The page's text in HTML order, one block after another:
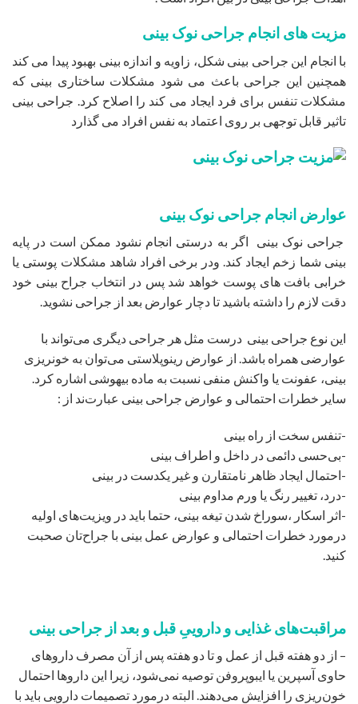
مزیت های انجام جراحی نوک بینی
با انجام این جراحی بینی شکل، زاویه و اندازه بینی بهبود پیدا می کند
همچنین این جراحی باعث می شود مشکلات ساختاری بینی که
مشکلات تنفس برای فرد ایجاد می کند را اصلاح کرد. جراحی بینی
تاثیر قابل توجهی بر روی اعتماد به نفس افراد می گذارد
عوارض انجام جراحی نوک بینی
جراحی نوک بینی اگر به درستی انجام نشود ممکن است در پایه
بینی شما زخم ایجاد کند. ودر برخی افراد شاهد مشکلات پوستی یا
خرابی بافت های پوست خواهد شد پس در انتخاب جراح بینی خود
دقت لازم را داشته باشید تا دچار عوارض بعد از جراحی نشوید.
این نوع جراحی بینی درست مثل هر جراحی دیگری می‌تواند با
عوارضی همراه باشد. از عوارض رینوپلاستی می‌توان به خونریزی
بینی، عفونت یا واکنش منفی نسبت به ماده‌ بیهوشی اشاره کرد.
سایر خطرات احتمالی و عوارض جراحی بینی عبارت‌ند از :
-تنفس سخت از راه بینی
-بی‌حسی دائمی در داخل و اطراف بینی
-احتمال ایجاد ظاهر نامتقارن و غیر یکدست در بینی
-درد، تغییر رنگ یا ورم مداوم بینی
-اثر اسکار ،سوراخ شدن تیغه‌ بینی، حتما باید در ویزیت‌های اولیه
درمورد خطرات احتمالی و عوارض عمل بینی با جراح‌تان صحبت
کنید.
مراقبت‌های غذایی و داروییِ قبل و بعد از جراحی بینی
– از دو هفته قبل از عمل و تا دو هفته پس از آن مصرف داروهای
حاوی آسپرین یا ایبوپروفن توصیه نمی‌شود، زیرا این داروها احتمال
خون‌ریزی را افزایش می‌دهند. البته درمورد تصمیمات دارویی باید با